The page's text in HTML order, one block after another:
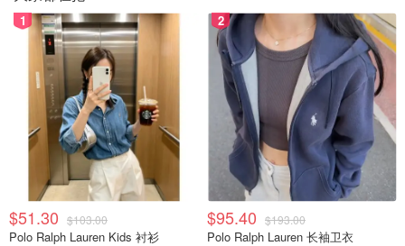
1
$51.30 $103.00
Polo Ralph Lauren Kids 衬衫
2
$95.40 $193.00
Polo Ralph Lauren 长袖卫衣